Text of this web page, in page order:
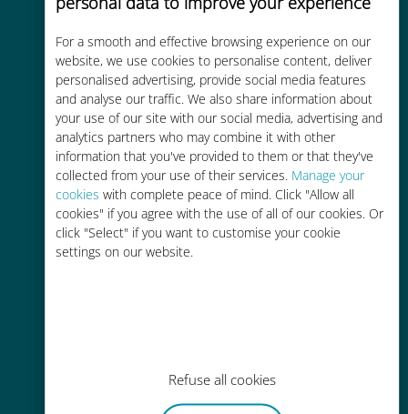
For a smooth and effective browsing experience on our
website, we use cookies to personalise content, deliver
personalised advertising, provide social media features
and analyse our traffic. We also share information about
your use of our site with our social media, advertising and
analytics partners who may combine it with other
information that you've provided to them or that they've
collected from your use of their services. Manage your
cookies with complete peace of mind. Click "Allow all
cookies" if you agree with the use of all of our cookies. Or
click "Select" if you want to customise your cookie
settings on our website.
Refuse all cookies
비용 효율적
기존 통신사 로밍 요금보다 최대
90% 저렴합니다.